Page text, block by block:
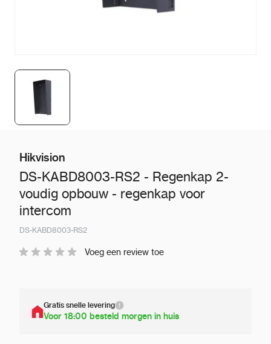
Hikvision
DS-KABD8003-RS2 - Regenkap 2-
voudig opbouw - regenkap voor
intercom
DS-KABD8003-RS2
Voeg een review toe
Gratis snelle levering
Voor 18:00 besteld morgen in huis